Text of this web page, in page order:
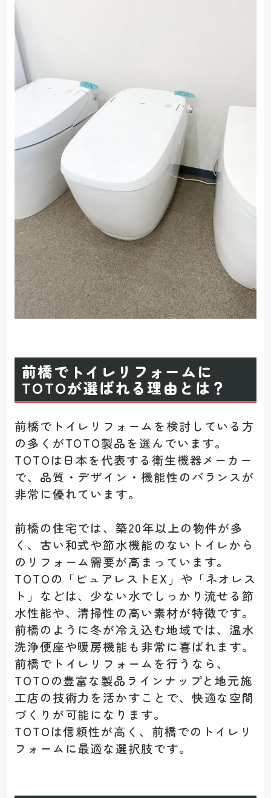
前橋でトイレリフォームに
TOTOが選ばれる理由とは？
前橋でトイレリフォームを検討している方
の多くがTOTO製品を選んでいます。
TOTOは日本を代表する衛生機器メーカー
で、品質・デザイン・機能性のバランスが
非常に優れています。
前橋の住宅では、築20年以上の物件が多
く、古い和式や節水機能のないトイレから
のリフォーム需要が高まっています。
TOTOの「ピュアレストEX」や「ネオレス
ト」などは、少ない水でしっかり流せる節
水性能や、清掃性の高い素材が特徴です。
前橋のように冬が冷え込む地域では、温水
洗浄便座や暖房機能も非常に喜ばれます。
前橋でトイレリフォームを行うなら、
TOTOの豊富な製品ラインナップと地元施
工店の技術力を活かすことで、快適な空間
づくりが可能になります。
TOTOは信頼性が高く、前橋でのトイレリ
フォームに最適な選択肢です。